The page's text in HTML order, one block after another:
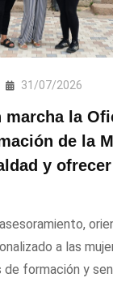
31/07/2026
marcha la
de la
y
a las
formación y